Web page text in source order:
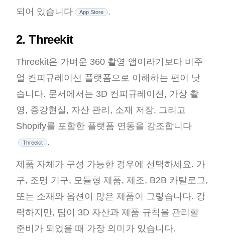
되어 있습니다
App Store .
2. Threekit
Threekit은 가벼운 360 촬영 앱이라기보다 비주
얼 컨피규레이션 플랫폼으로 이해하는 편이 낫
습니다. 문서에서는 3D 컨피규레이션, 가상 촬
영, 증강현실, 자산 관리, 소재 저장, 그리고
Shopify를 포함한 플랫폼 연동을 강조합니다
Threekit .
제품 자체가 구성 가능한 경우에 선택하세요. 가
구, 조명 기구, 모듈형 제품, 제조, B2B 카탈로그,
또는 소재와 옵션이 많은 제품이 그렇습니다. 강
력하지만, 팀이 3D 자산과 제품 규칙을 관리할
준비가 되었을 때 가장 의미가 있습니다.